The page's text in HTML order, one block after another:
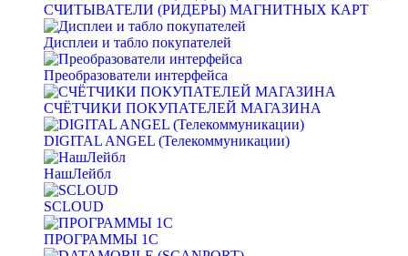
СЧИТЫВАТЕЛИ (РИДЕРЫ) МАГНИТНЫХ КАРТ
Дисплеи и табло покупателей
Преобразователи интерфейса
СЧЁТЧИКИ ПОКУПАТЕЛЕЙ МАГАЗИНА
DIGITAL ANGEL (Телекоммуникации)
НашЛейбл
SCLOUD
ПРОГРАММЫ 1С